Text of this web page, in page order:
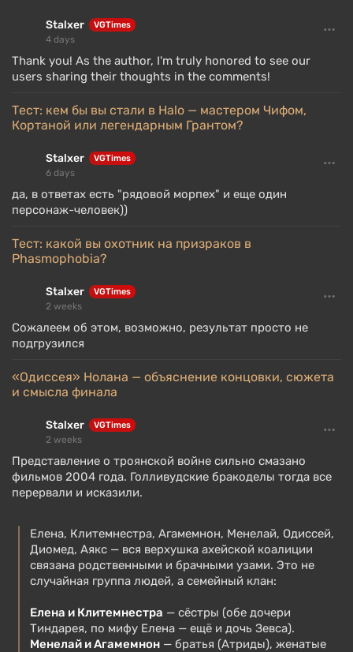
Stalxer VGTimes
4 days
Thank you! As the author, I'm truly honored to see our
users sharing their thoughts in the comments!
Тест: кем бы вы стали в Halo — мастером Чифом,
Кортаной или легендарным Грантом?
Stalxer VGTimes
6 days
да, в ответах есть "рядовой морпех" и еще один
персонаж-человек))
Тест: какой вы охотник на призраков в
Phasmophobia?
Stalxer VGTimes
2 weeks
Сожалеем об этом, возможно, результат просто не
подгрузился
«Одиссея» Нолана — объяснение концовки, сюжета
и смысла финала
Stalxer VGTimes
2 weeks
Представление о троянской войне сильно смазано
фильмов 2004 года. Голливудские бракоделы тогда все
перервали и исказили.
Елена, Клитемнестра, Агамемнон, Менелай, Одиссей,
Диомед, Аякс — вся верхушка ахейской коалиции
связана родственными и брачными узами. Это не
случайная группа людей, а семейный клан:
Елена и Клитемнестра — сёстры (обе дочери
Тиндарея, по мифу Елена — ещё и дочь Зевса).
Менелай и Агамемнон — братья (Атриды), женатые